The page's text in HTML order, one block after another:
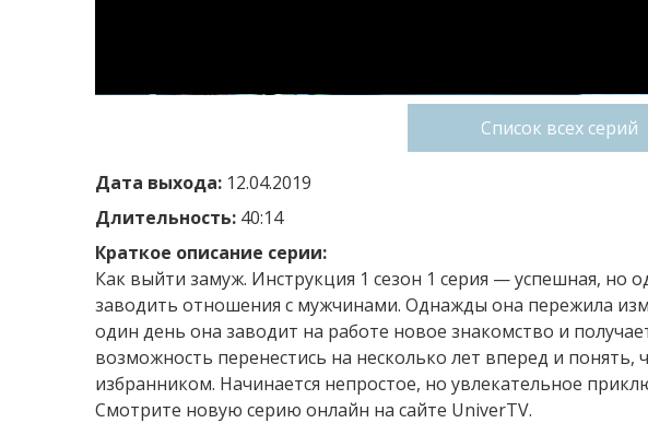
Список всех серий
Дата выхода: 12.04.2019
Длительность: 40:14
Краткое описание серии:
Как выйти замуж. Инструкция 1 сезон 1 серия — успешная, но
заводить отношения с мужчинами. Однажды она пережила
один день она заводит на работе новое знакомство и
возможность перенестись на несколько лет вперед и
избранником. Начинается непростое, но увлекательное
Смотрите новую серию онлайн на сайте UniverTV.